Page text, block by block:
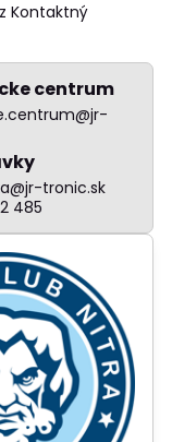
Kontaktný
centrum
tronic.sk
485